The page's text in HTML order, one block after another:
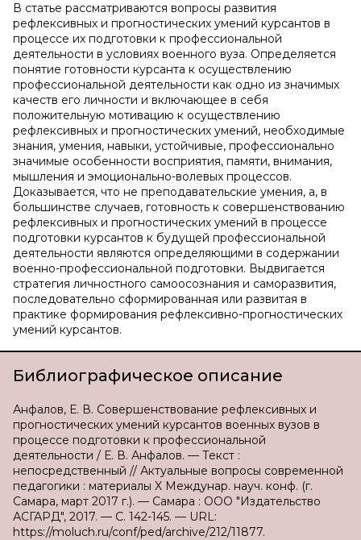
В статье рассматриваются вопросы развития
рефлексивных и прогностических умений курсантов в
процессе их подготовки к профессиональной
деятельности в условиях военного вуза. Определяется
понятие готовности курсанта к осуществлению
профессиональной деятельности как одно из значимых
качеств его личности и включающее в себя
положительную мотивацию к осуществлению
рефлексивных и прогностических умений, необходимые
знания, умения, навыки, устойчивые, профессионально
значимые особенности восприятия, памяти, внимания,
мышления и эмоционально-волевых процессов.
Доказывается, что не преподавательские умения, а, в
большинстве случаев, готовность к совершенствованию
рефлексивных и прогностических умений в процессе
подготовки курсантов к будущей профессиональной
деятельности являются определяющими в содержании
военно-профессиональной подготовки. Выдвигается
стратегия личностного самоосознания и саморазвития,
последовательно сформированная или развитая в
практике формирования рефлексивно-прогностических
умений курсантов.
Библиографическое описание
Анфалов, Е. В. Совершенствование рефлексивных и
прогностических умений курсантов военных вузов в
процессе подготовки к профессиональной
деятельности / Е. В. Анфалов. — Текст :
непосредственный // Актуальные вопросы современной
педагогики : материалы X Междунар. науч. конф. (г.
Самара, март 2017 г.). — Самара : ООО "Издательство
АСГАРД", 2017. — С. 142-145. — URL:
https://moluch.ru/conf/ped/archive/212/11877.